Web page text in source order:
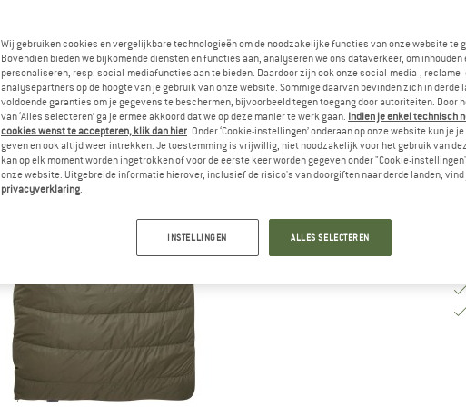
Wij gebruiken cookies en vergelijkbare technologieën om de noodzakelijke functies van onze website te
Bovendien bieden we bijkomende diensten en functies aan, analyseren we ons dataverkeer, om inhouden
personaliseren, resp. social-mediafuncties aan te bieden. Daardoor zijn ook onze social-media-, reclame-
analysepartners op de hoogte van je gebruik van onze website. Sommige daarvan bevinden zich in derde
voldoende garanties om je gegevens te beschermen, bijvoorbeeld tegen toegang door autoriteiten. Door
van ‘Alles selecteren’ ga je ermee akkoord dat we op deze manier te werk gaan. Indien je enkel technisch
cookies wenst te accepteren, klik dan hier. Onder ‘Cookie-instellingen’ onderaan op onze website kun je
geven en ook altijd weer intrekken. Je toestemming is vrijwillig, niet noodzakelijk voor het gebruik van
kan op elk moment worden ingetrokken of voor de eerste keer worden gegeven onder "Cookie-
onze website. Uitgebreide informatie hierover, inclusief de risico's van doorgiften naar derde landen, vind
privacyverklaring.
INSTELLINGEN ALLES SELECTEREN